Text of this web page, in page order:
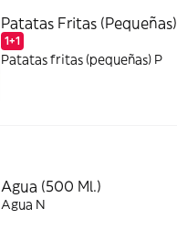
Patatas Fritas (Pequeñas)
1+1
Patatas fritas (pequeñas) P
Agua (500 Ml.)
Agua N